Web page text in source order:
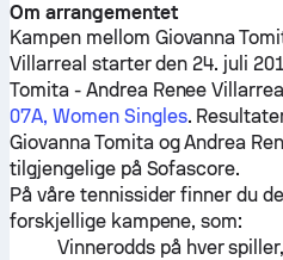
Om arrangementet
Kampen mellom Giovanna
Villarreal starter den 24. juli
Tomita - Andrea Renee Villarreal
07A, Women Singles.
Giovanna Tomita ogAndrea
tilgjengelige på Sofascore.
På våre tennissider finner du
forskjellige kampene, som:
Vinnerodds på hver